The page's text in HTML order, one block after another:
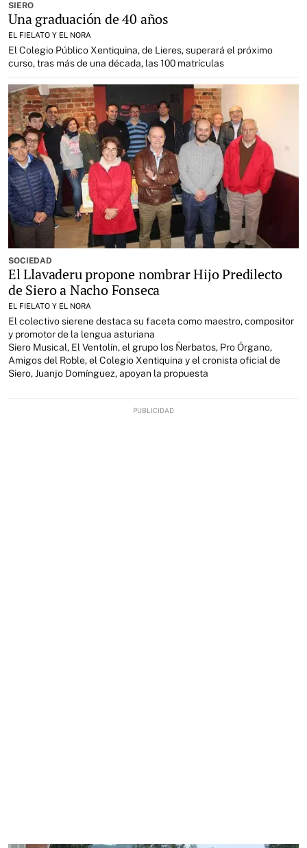
SIERO
Una graduación de 40 años
EL FIELATO Y EL NORA
El Colegio Público Xentiquina, de Lieres, superará el próximo
curso, tras más de una década, las 100 matrículas
SOCIEDAD
El Llavaderu propone nombrar Hijo Predilecto
de Siero a Nacho Fonseca
EL FIELATO Y EL NORA
El colectivo sierene destaca su faceta como maestro, compositor
y promotor de la lengua asturiana
Siero Musical, El Ventolín, el grupo los Ñerbatos, Pro Órgano,
Amigos del Roble, el Colegio Xentiquina y el cronista oficial de
Siero, Juanjo Domínguez, apoyan la propuesta